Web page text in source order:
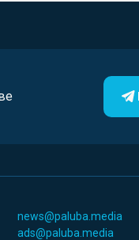
news@paluba.media
ads@paluba.media